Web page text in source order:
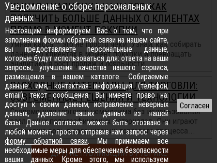
УМНАЯ АНАЛИТИКА НА КАССЕ: КАК
ПОЛУЧИТЬ БОЛЬШЕ ДАННЫХ О КЛИЕНТАХ
ПРЯМО В МОМЕНТ ПОКУПКИ
Умная касса — это не просто чеки. Узнай, как собирать
данные о клиентах в момент покупки и превращать
аналитику в рост продаж и лояльности...
РАСХОДНЫЕ МАТЕРИАЛЫ ДЛЯ ТОРГОВЛИ:
СОВРЕМЕННЫЕ РЕШЕНИЯ И ТЕХНОЛОГИИ
Современная торговля немыслима без использования
различных полиграфических материалов. Они играют
ключевую роль в организации торгового процесса...
ДРУГИЕ ПУБЛИКАЦИИ В РУБРИКЕ
Уведомление о сборе персональных
данных
Настоящим информируем Вас о том, что при
заполнении формы обратной связи на нашем сайте,
вы предоставляете персональные данные,
которые будут использоваться для: ответа на ваши
запросы, улучшения качества нашего сервиса,
размещения в нашем каталоге. Собираемые
данные: имя, контактная информация (телефон,
email), текст сообщения. Вы имеете право на:
доступ к своим данным, исправление неверных
данных, удаление ваших данных из нашей
базы. Данное согласие может быть отозвано в
любой момент, просто отправив нам запрос через
форму обратной связи. Мы принимаем все
необходимые меры для обеспечения безопасности
ваших данных. Кроме этого, мы используем